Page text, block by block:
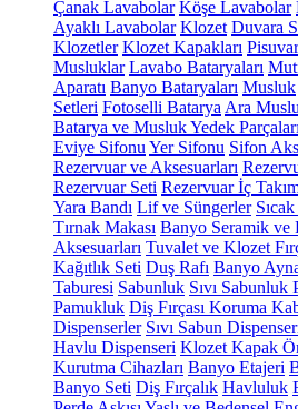
Çanak Lavabolar Köşe Lavabolar
Ayaklı Lavabolar Klozet Duvara
Klozetler Klozet Kapakları Pisuvar
Musluklar Lavabo Bataryaları
Aparatı Banyo Bataryaları Musluk
Setleri Fotoselli Batarya Ara
Batarya ve Musluk Yedek Parçaları
Eviye Sifonu Yer Sifonu Sifon
Rezervuar ve Aksesuarları
Rezervuar Seti Rezervuar İç
Yara Bandı Lif ve Süngerler
Tırnak Makası Banyo Seramik ve
Aksesuarları Tuvalet ve Klozet
Kağıtlık Seti Duş Rafı Banyo
Taburesi Sabunluk Sıvı Sabunluk
Pamukluk Diş Fırçası Koruma
Dispenserler Sıvı Sabun
Havlu Dispenseri Klozet Kapak
Kurutma Cihazları Banyo Etajeri
Banyo Seti Diş Fırçalık Havluluk